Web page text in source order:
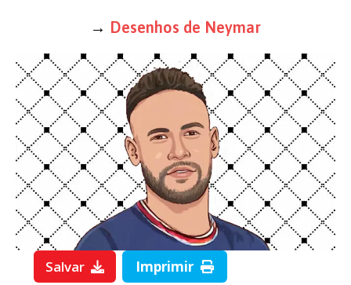
→ Desenhos de Neymar
Salvar Imprimir